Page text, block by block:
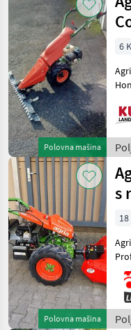
Polovna mašina
6
Polovna mašina
s